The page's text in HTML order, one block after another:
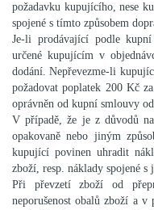
požadavku kupujícího, nese
spojené s tímto způsobem
Je-li prodávající podle
určené kupujícím v
dodání. Nepřevezme-li
požadovat poplatek 200 Kč
oprávněn od kupní smlouvy
V případě, že je z důvodů
opakovaně nebo jiným
kupující povinen uhradit
zboží, resp. náklady spojené s
Při převzetí zboží od
neporušenost obalů zboží a